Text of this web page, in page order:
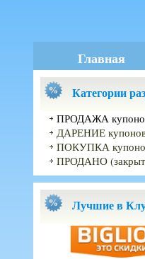
Главная
Категории
ПРОДАЖА
ДАРЕНИЕ
ПОКУПКА
ПРОДАНО
Лучшие в